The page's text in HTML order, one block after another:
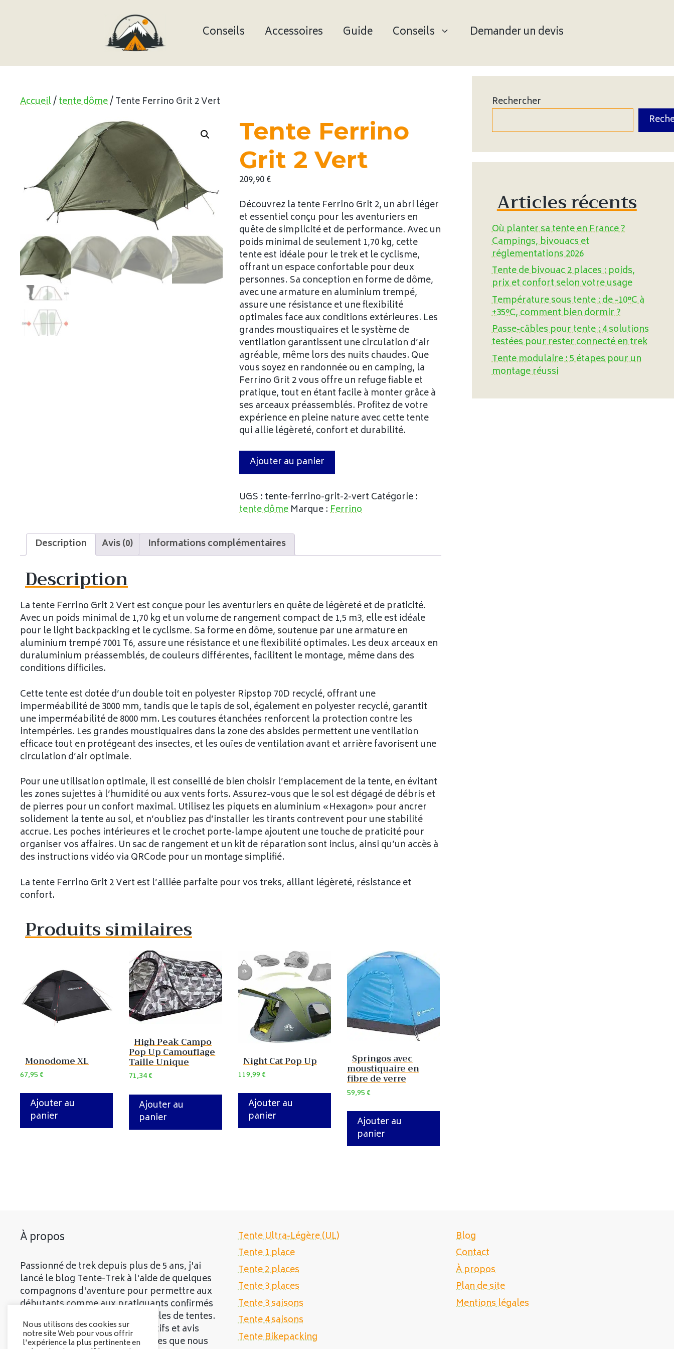
Conseils Accessoires Guide Conseils Demander un devis
Accueil/tente dôme/ Tente Ferrino Grit 2 Vert
Tente Ferrino
Grit 2 Vert
209,90€
Découvrez la tente Ferrino Grit 2, un abri léger
et essentiel conçu pour les aventuriers en
quête de simplicité et de performance. Avec un
poids minimal de seulement 1,70 kg, cette
tente est idéale pour le trek et le cyclisme,
offrant un espace confortable pour deux
personnes. Sa conception en forme de dôme,
avec une armature en aluminium trempé,
assure une résistance et une flexibilité
optimales face aux conditions extérieures. Les
grandes moustiquaires et le système de
ventilation garantissent une circulation d’air
agréable, même lors des nuits chaudes. Que
vous soyez en randonnée ou en camping, la
Ferrino Grit 2 vous offre un refuge fiable et
pratique, tout en étant facile à monter grâce à
ses arceaux préassemblés. Profitez de votre
expérience en pleine nature avec cette tente
qui allie légèreté, confort et durabilité.
Ajouter au panier
UGS : tente-ferrino-grit-2-vert Catégorie :
tente dôme Marque :Ferrino
Description Avis (0) Informations complémentaires
Description
La tente Ferrino Grit 2 Vert est conçue pour les aventuriers en quête de légèreté et de praticité.
Avec un poids minimal de 1,70 kg et un volume de rangement compact de 1,5 m3, elle est idéale
pour le light backpacking et le cyclisme. Sa forme en dôme, soutenue par une armature en
aluminium trempé 7001 T6, assure une résistance et une flexibilité optimales. Les deux arceaux en
duraluminium préassemblés, de couleurs différentes, facilitent le montage, même dans des
conditions difficiles.
Cette tente est dotée d’un double toit en polyester Ripstop 70D recyclé, offrant une
imperméabilité de 3000 mm, tandis que le tapis de sol, également en polyester recyclé, garantit
une imperméabilité de 8000 mm. Les coutures étanchées renforcent la protection contre les
intempéries. Les grandes moustiquaires dans la zone des absides permettent une ventilation
efficace tout en protégeant des insectes, et les ouïes de ventilation avant et arrière favorisent une
circulation d’air optimale.
Pour une utilisation optimale, il est conseillé de bien choisir l’emplacement de la tente, en évitant
les zones sujettes à l’humidité ou aux vents forts. Assurez-vous que le sol est dégagé de débris et
de pierres pour un confort maximal. Utilisez les piquets en aluminium «Hexagon» pour ancrer
solidement la tente au sol, et n’oubliez pas d’installer les tirants contrevent pour une stabilité
accrue. Les poches intérieures et le crochet porte-lampe ajoutent une touche de praticité pour
organiser vos affaires. Un sac de rangement et un kit de réparation sont inclus, ainsi qu’un accès à
des instructions vidéo via QRCode pour un montage simplifié.
La tente Ferrino Grit 2 Vert est l’alliée parfaite pour vos treks, alliant légèreté, résistance et
confort.
Produits similaires
Monodome XL
67,95€
Ajouter au
panier
High Peak Campo
Pop Up Camouflage
Taille Unique
71,34€
Ajouter au
panier
Night Cat Pop Up
119,99€
Ajouter au
panier
Springos avec
moustiquaire en
fibre de verre
59,95€
Ajouter au
panier
Rechercher
Articles récents
Où planter sa tente en France ?
Campings, bivouacs et
réglementations 2026
Tente de bivouac 2 places : poids,
prix et confort selon votre usage
Température sous tente : de -10°C à
+35°C, comment bien dormir ?
Passe-câbles pour tente : 4 solutions
testées pour rester connecté en trek
Tente modulaire : 5 étapes pour un
montage réussi
À propos
Passionné de trek depuis plus de 5 ans, j'ai
lancé le blog Tente-Trek à l'aide de quelques
compagnons d'aventure pour permettre aux
débutants comme aux pratiquants confirmés
de découvrir les meilleurs modèles de tentes.
Vous trouverez divers comparatifs et avis
objectifs sur les différentes tentes que nous
Tente Ultra-Légère (UL)
Tente 1 place
Tente 2 places
Tente 3 places
Tente 3 saisons
Tente 4 saisons
Tente Bikepacking
Blog
Contact
À propos
Plan de site
Mentions légales
Nous utilisons des cookies sur
notre site Web pour vous offrir
l'expérience la plus pertinente en